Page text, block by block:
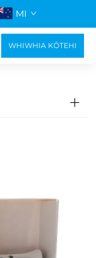
MI
WHIWHIA KŌTEHI